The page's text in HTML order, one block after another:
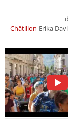
Châtillon Erika